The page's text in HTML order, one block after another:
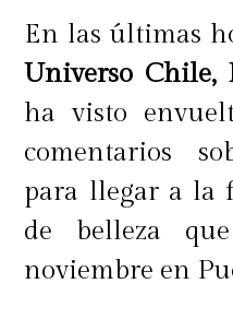
En las últimas
Universo Chile,
ha visto
comentarios
para llegar a la
de belleza
noviembre en